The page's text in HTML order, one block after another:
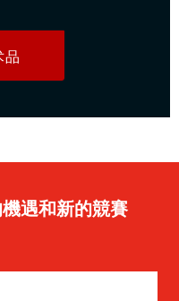
品
遇和新的競賽